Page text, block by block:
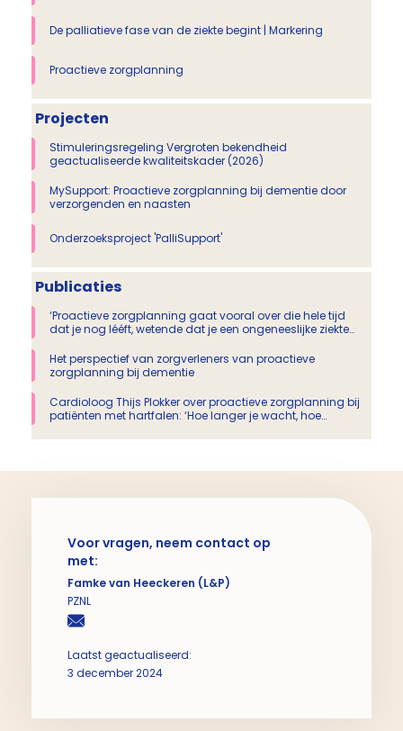
De palliatieve fase van de ziekte begint | Markering
Proactieve zorgplanning
Projecten
Stimuleringsregeling Vergroten bekendheid
geactualiseerde kwaliteitskader (2026)
MySupport: Proactieve zorgplanning bij dementie door
verzorgenden en naasten
Onderzoeksproject 'PalliSupport'
Publicaties
‘Proactieve zorgplanning gaat vooral over die hele tijd
dat je nog lééft, wetende dat je een ongeneeslijke ziekte
Het perspectief van zorgverleners van proactieve
zorgplanning bij dementie
Cardioloog Thijs Plokker over proactieve zorgplanning bij
patiënten met hartfalen: ‘Hoe langer je wacht, hoe
Voor vragen, neem contact op
met:
Famke van Heeckeren (L&P)
PZNL
Laatst geactualiseerd:
3 december 2024